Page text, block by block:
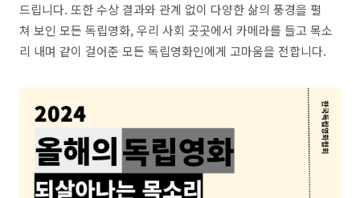
드립니다. 또한 수상 결과와 관계 없이 다양한 삶의 풍경을 펼
쳐 보인 모든 독립영화, 우리 사회 곳곳에서 카메라를 들고 목소
리 내며 같이 걸어준 모든 독립영화인에게 고마움을 전합니다.